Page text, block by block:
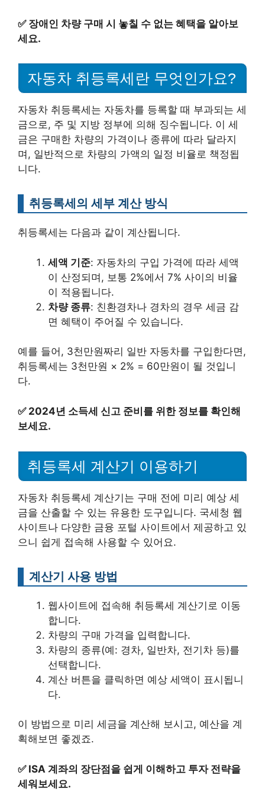
✅ 장애인 차량 구매 시 놓칠 수 없는 혜택을 알아보
세요.
자동차 취등록세란 무엇인가요?
자동차 취등록세는 자동차를 등록할 때 부과되는 세
금으로, 주 및 지방 정부에 의해 징수됩니다. 이 세
금은 구매한 차량의 가격이나 종류에 따라 달라지
며, 일반적으로 차량의 가액의 일정 비율로 책정됩
니다.
취등록세의 세부 계산 방식
취등록세는 다음과 같이 계산됩니다.
세액 기준: 자동차의 구입 가격에 따라 세액
이 산정되며, 보통 2%에서 7% 사이의 비율
이 적용됩니다.
차량 종류: 친환경차나 경차의 경우 세금 감
면 혜택이 주어질 수 있습니다.
예를 들어, 3천만원짜리 일반 자동차를 구입한다면,
취등록세는 3천만원 × 2% = 60만원이 될 것입니
다.
✅ 2024년 소득세 신고 준비를 위한 정보를 확인해
보세요.
취등록세 계산기 이용하기
자동차 취등록세 계산기는 구매 전에 미리 예상 세
금을 산출할 수 있는 유용한 도구입니다. 국세청 웹
사이트나 다양한 금융 포털 사이트에서 제공하고 있
으니 쉽게 접속해 사용할 수 있어요.
계산기 사용 방법
웹사이트에 접속해 취등록세 계산기로 이동
합니다.
차량의 구매 가격을 입력합니다.
차량의 종류(예: 경차, 일반차, 전기차 등)를
선택합니다.
계산 버튼을 클릭하면 예상 세액이 표시됩니
다.
이 방법으로 미리 세금을 계산해 보시고, 예산을 계
획해보면 좋겠죠.
✅ ISA 계좌의 장단점을 쉽게 이해하고 투자 전략을
세워보세요.